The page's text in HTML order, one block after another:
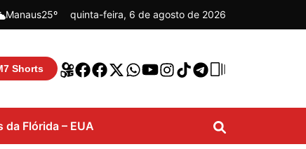
Manaus25º quinta-feira, 6 de agosto de 2026
Shorts
da Flórida – EUA